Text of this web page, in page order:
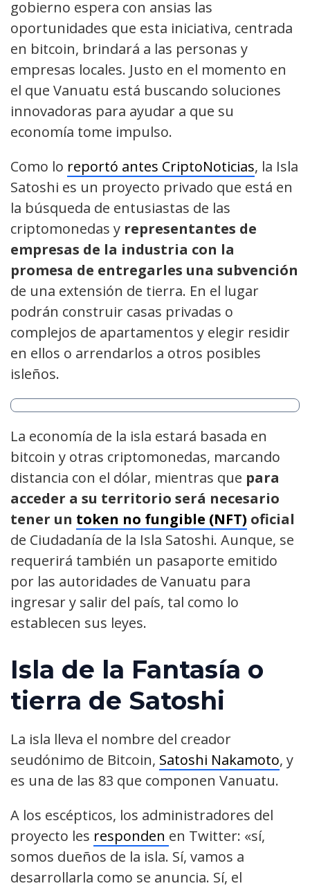
gobierno espera con ansias las
oportunidades que esta iniciativa, centrada
en bitcoin, brindará a las personas y
empresas locales. Justo en el momento en
el que Vanuatu está buscando soluciones
innovadoras para ayudar a que su
economía tome impulso.
Como lo reportó antes CriptoNoticias, la Isla
Satoshi es un proyecto privado que está en
la búsqueda de entusiastas de las
criptomonedas y representantes de
empresas de la industria con la
promesa de entregarles una subvención
de una extensión de tierra. En el lugar
podrán construir casas privadas o
complejos de apartamentos y elegir residir
en ellos o arrendarlos a otros posibles
isleños.
La economía de la isla estará basada en
bitcoin y otras criptomonedas, marcando
distancia con el dólar, mientras que para
acceder a su territorio será necesario
tener un token no fungible (NFT) oficial
de Ciudadanía de la Isla Satoshi. Aunque, se
requerirá también un pasaporte emitido
por las autoridades de Vanuatu para
ingresar y salir del país, tal como lo
establecen sus leyes.
Isla de la Fantasía o
tierra de Satoshi
La isla lleva el nombre del creador
seudónimo de Bitcoin, Satoshi Nakamoto, y
es una de las 83 que componen Vanuatu.
A los escépticos, los administradores del
proyecto les responden en Twitter: «sí,
somos dueños de la isla. Sí, vamos a
desarrollarla como se anuncia. Sí, el